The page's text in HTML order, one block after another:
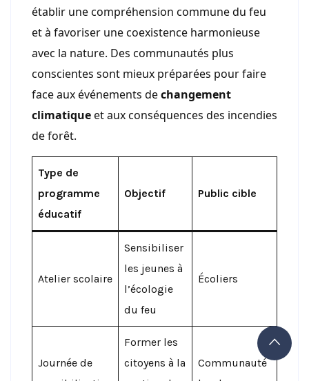
établir une compréhension commune du feu
et à favoriser une coexistence harmonieuse
avec la nature. Des communautés plus
conscientes sont mieux préparées pour faire
face aux événements dechangement
climatiqueet aux conséquences des incendies
de forêt.
Type de
programme
éducatif
Objectif Public cible
Atelier scolaire
Sensibiliser
les jeunes à
l’écologie
du feu
Écoliers
Journée de
Former les
citoyens à la
Communauté